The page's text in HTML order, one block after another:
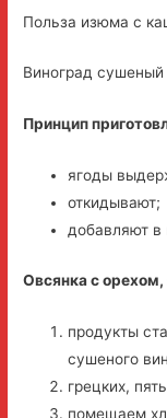
Польза изюма с
Виноград
Принцип
ягоды
откидывают;
добавляют в
Овсянка с орехом,
продукты
сушеного
грецких,
помещаем